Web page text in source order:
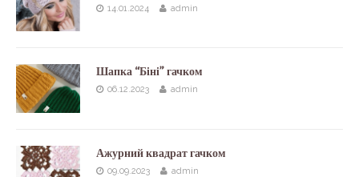
14.01.2024 admin
Шапка “Біні” гачком
06.12.2023 admin
Ажурний квадрат гачком
09.09.2023 admin